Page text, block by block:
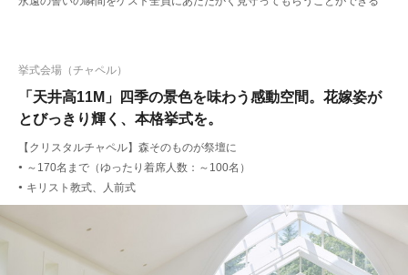
「天井高11M」四季の景色を味わう感動空間。花嫁姿が
とびっきり輝く、本格挙式を。
挙式会場（チャペル）
【クリスタルチャペル】森そのものが祭壇に
● ～170名まで（ゆったり着席人数：～100名）
● キリスト教式、人前式